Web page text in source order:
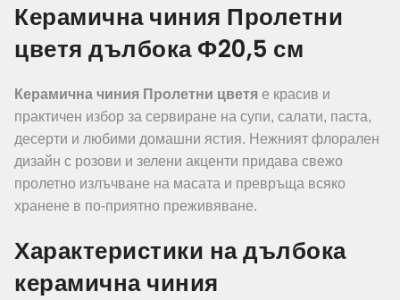
Керамична чиния Пролетни
цветя дълбока Ф20,5 см
Керамична чиния Пролетни цветя е красив и
практичен избор за сервиране на супи, салати, паста,
десерти и любими домашни ястия. Нежният флорален
дизайн с розови и зелени акценти придава свежо
пролетно излъчване на масата и превръща всяко
хранене в по-приятно преживяване.
Характеристики на дълбока
керамична чиния